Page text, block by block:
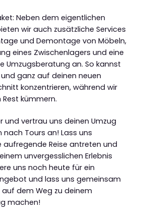
Neben dem eigentlichen
wir auch zusätzliche Services
und Demontage von Möbeln,
eines Zwischenlagers und eine
Umzugsberatung an. So kannst
ganz auf deinen neuen
konzentrieren, während wir
kümmern.
und vertrau uns deinen Umzug
nach Tours an! Lass uns
Reise antreten und
unvergesslichen Erlebnis
uns noch heute für ein
und lass uns gemeinsam
dem Weg zu deinem
machen!